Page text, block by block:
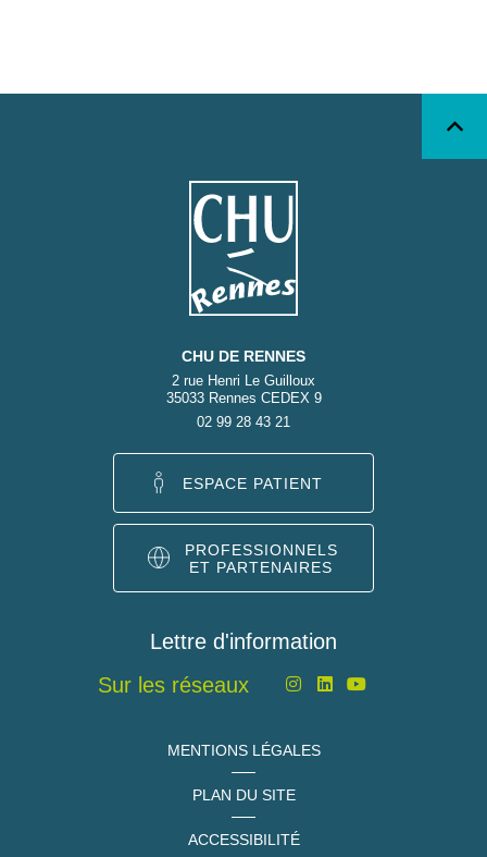
CHU DE RENNES
2 rue Henri Le Guilloux
35033 Rennes CEDEX 9
02 99 28 43 21
ESPACE PATIENT
PROFESSIONNELS
ET PARTENAIRES
Lettre d'information
Sur les réseaux
MENTIONS LÉGALES
PLAN DU SITE
ACCESSIBILITÉ